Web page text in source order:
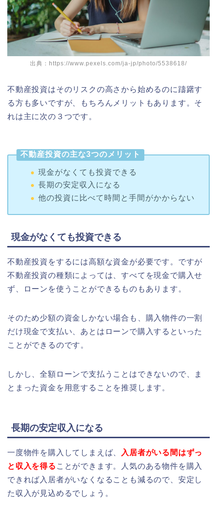
出典：https://www.pexels.com/ja-jp/photo/5538618/
不動産投資はそのリスクの高さから始めるのに躊躇す
る方も多いですが、もちろんメリットもあります。そ
れは主に次の３つです。
不動産投資の主な3つのメリット
現金がなくても投資できる
長期の安定収入になる
他の投資に比べて時間と手間がかからない
現金がなくても投資できる
不動産投資をするには高額な資金が必要です。ですが
不動産投資の種類によっては、すべてを現金で購入せ
ず、ローンを使うことができるものもあります。
そのため少額の資金しかない場合も、購入物件の一割
だけ現金で支払い、あとはローンで購入するといった
ことができるのです。
しかし、全額ローンで支払うことはできないので、ま
とまった資金を用意することを推奨します。
長期の安定収入になる
一度物件を購入してしまえば、
入居者がいる間はずっ
と収入を得る ことができます。人気のある物件を購入
できれば入居者がいなくなることも減るので、安定し
た収入が見込めるでしょう。